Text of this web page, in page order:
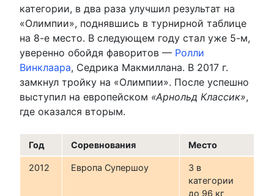
категории, в два раза улучшил результат на
«Олимпии», поднявшись в турнирной таблице
на 8-е место. В следующем году стал уже 5-м,
уверенно обойдя фаворитов — Ролли
Винклаара, Седрика Макмиллана. В 2017 г.
замкнул тройку на «Олимпии». После успешно
выступил на европейском «Арнольд Классик»,
где оказался вторым.
Год Соревнования Место
2012 Европа Супершоу
3 в
категории
до 96 кг